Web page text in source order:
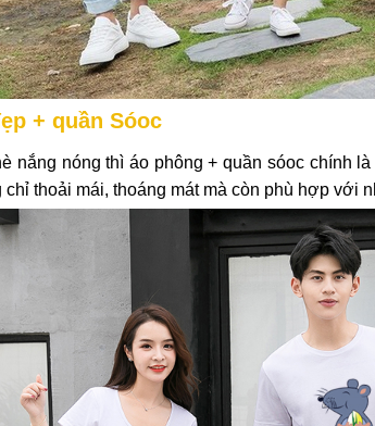
+ quần Sóoc
nắng nóng thì áo phông + quần sóoc chính
chỉ thoải mái, thoáng mát mà còn phù hợp với